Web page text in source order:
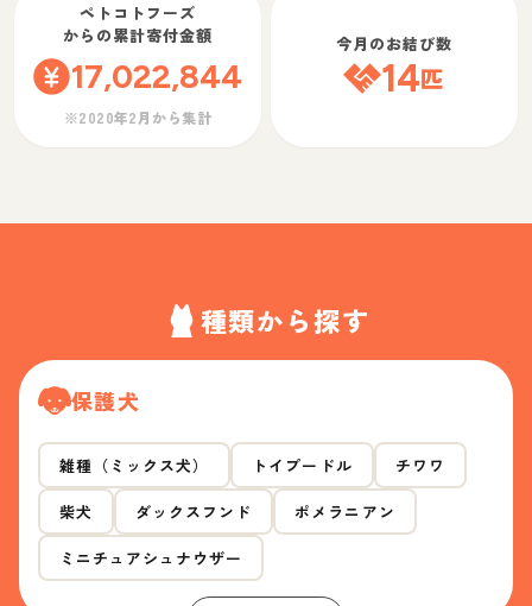
ペトコトフーズ
からの累計寄付金額
17,022,844
※2020年2月から集計
今月のお結び数
14匹
種類から探す
保護犬
雑種（ミックス犬） トイプードル チワワ
柴犬 ダックスフンド ポメラニアン
ミニチュアシュナウザー